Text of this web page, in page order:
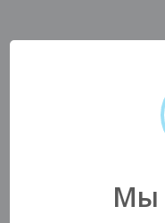
К
событий
Мы